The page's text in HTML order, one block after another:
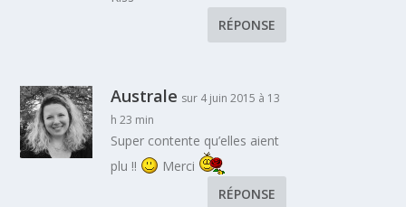
RÉPONSE
Australe sur 4 juin 2015 à 13
h 23 min
Super contente qu’elles aient
plu !!
Merci
RÉPONSE